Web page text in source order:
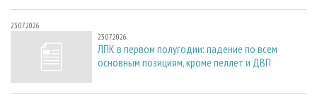
23.07.2026
23.07.2026
ЛПК в первом полугодии: падение по всем
основным позициям, кроме пеллет и ДВП